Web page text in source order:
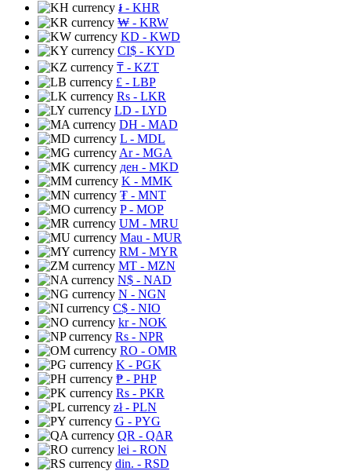
៛ - KHR
₩ - KRW
KD - KWD
CI$ - KYD
₸ - KZT
£ - LBP
Rs - LKR
LD - LYD
DH - MAD
L - MDL
Ar- MGA
ден - MKD
K - MMK
₮ - MNT
P- MOP
UM - MRU
Mau - MUR
RM - MYR
MT - MZN
N$ - NAD
N - NGN
C$ - NIO
kr- NOK
Rs - NPR
RO - OMR
K - PGK
₱ - PHP
Rs - PKR
zł- PLN
G - PYG
QR - QAR
lei - RON
din. - RSD